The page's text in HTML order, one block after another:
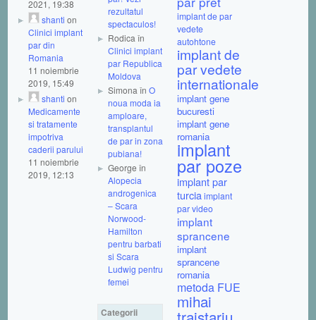
2021, 19:38
shanti on
Clinici implant
par din
Romania
11 noiembrie
2019, 15:49
shanti on
Medicamente
si tratamente
impotriva
caderii parului
11 noiembrie
2019, 12:13
rezultatul
spectaculos!
Rodica în
Clinici implant
par Republica
Moldova
Simona înO
noua moda ia
amploare,
transplantul
de par in zona
pubiana!
George în
Alopecia
androgenica
– Scara
Norwood-
Hamilton
pentru barbati
si Scara
Ludwig pentru
femei
Categorii
implant de par
vedete
autohtone
implant de
par vedete
internationale
implant gene
bucuresti
implant gene
romania
implant
par poze
implant par
turciaimplant
par video
implant
sprancene
implant
sprancene
romania
metoda FUE
mihai